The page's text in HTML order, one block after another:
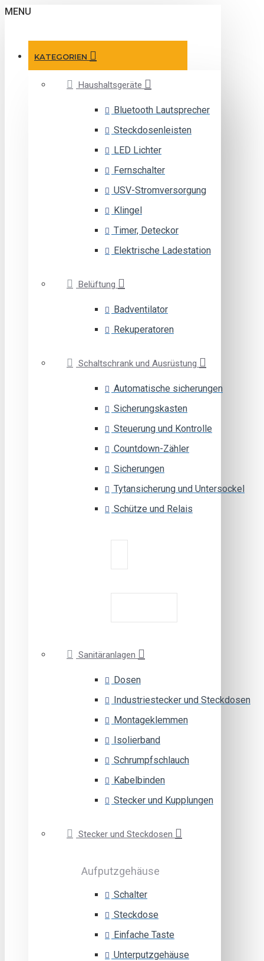
MENU
KATEGORIEN
Haushaltsgeräte
Bluetooth Lautsprecher
Steckdosenleisten
LED Lichter
Fernschalter
USV-Stromversorgung
Klingel
Timer, Deteckor
Elektrische Ladestation
Belüftung
Badventilator
Rekuperatoren
Schaltschrank und Ausrüstung
Automatische sicherungen
Sicherungskasten
Steuerung und Kontrolle
Countdown-Zähler
Sicherungen
Tytansicherung und Untersockel
Schütze und Relais
Sanitäranlagen
Dosen
Industriestecker und Steckdosen
Montageklemmen
Isolierband
Schrumpfschlauch
Kabelbinden
Stecker und Kupplungen
Stecker und Steckdosen
Aufputzgehäuse
Schalter
Steckdose
Einfache Taste
Unterputzgehäuse